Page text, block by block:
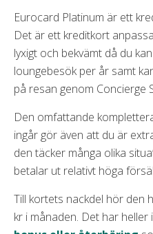
Eurocard Platinum är ett
Det är ett kreditkort
lyxigt och bekvämt då du
loungebesök per år samt
på resan genom Concierge
Den omfattande
ingår gör även att du är
den täcker många olika
betalar ut relativt höga
Till kortets nackdel hör den
kr i månaden. Det har